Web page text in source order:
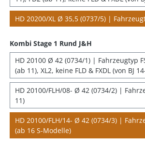
HD 20200/XL Ø 35,5 (0737/5) |
Kombi Stage 1 Rund J&H
HD 20100 Ø 42 (0734/1) | Fahrzeugtyp
(ab 11), XL2, keine FLD & FXDL (von BJ
HD 20100/FLH/08- Ø 42 (0734/2) |
11)
HD 20100/FLH/14- Ø 42 (0734/3) |
(ab 16 S-Modelle)